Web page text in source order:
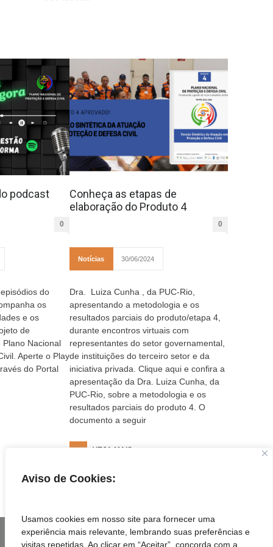
Aviso de Cookies:
Usamos cookies em nosso site para fornecer uma
experiência mais relevante, lembrando suas preferências e
visitas repetidas. Ao clicar em “Aceitar”, concorda com a
podcast
0
do
os
e os
de
Nacional
Aperte o Play
do Portal
Conheça as etapas de
elaboração do Produto 4
0
Notícias 30/06/2024
Dra. Luiza Cunha , da PUC-Rio,
apresentando a metodologia e os
resultados parciais do produto/etapa 4,
durante encontros virtuais com
representantes do setor governamental,
de instituições do terceiro setor e da
iniciativa privada. Clique aqui e confira a
apresentação da Dra. Luiza Cunha, da
PUC-Rio, sobre a metodologia e os
resultados parciais do produto 4. O
documento a seguir
VEJA MAIS
‹ 1 2 3